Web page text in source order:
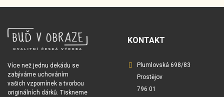
Více než jednu dekádu se
zabýváme uchováním
vašich vzpomínek a tvorbou
originálních dárků. Tiskneme
KONTAKT
Plumlovská 698/83
Prostějov
796 01